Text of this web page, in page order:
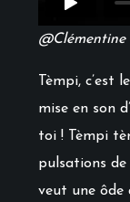
@Clémentine
Tèmpi, c’est
mise en son
toi ! Tèmpi
pulsations de
veut une ôde